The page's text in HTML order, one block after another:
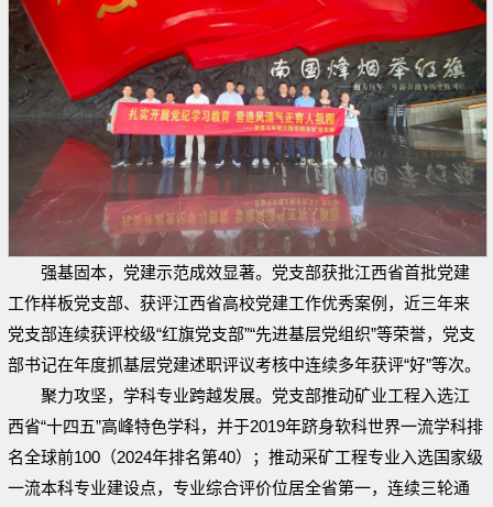
强基固本，党建示范成效显著。党支部获批江西省首批党建
工作样板党支部、获评江西省高校党建工作优秀案例，近三年来
党支部连续获评校级“红旗党支部”“先进基层党组织”等荣誉，党支
部书记在年度抓基层党建述职评议考核中连续多年获评“好”等次。
聚力攻坚，学科专业跨越发展。党支部推动矿业工程入选江
西省“十四五”高峰特色学科，并于2019年跻身软科世界一流学科排
名全球前100（2024年排名第40）；推动采矿工程专业入选国家级
一流本科专业建设点，专业综合评价位居全省第一，连续三轮通